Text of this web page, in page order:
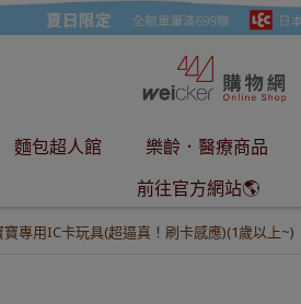
麵包超人館 樂齡．醫療商品
前往官方網站🌎
專用IC卡玩具(超逼真！刷卡感應)(1歲以上~)